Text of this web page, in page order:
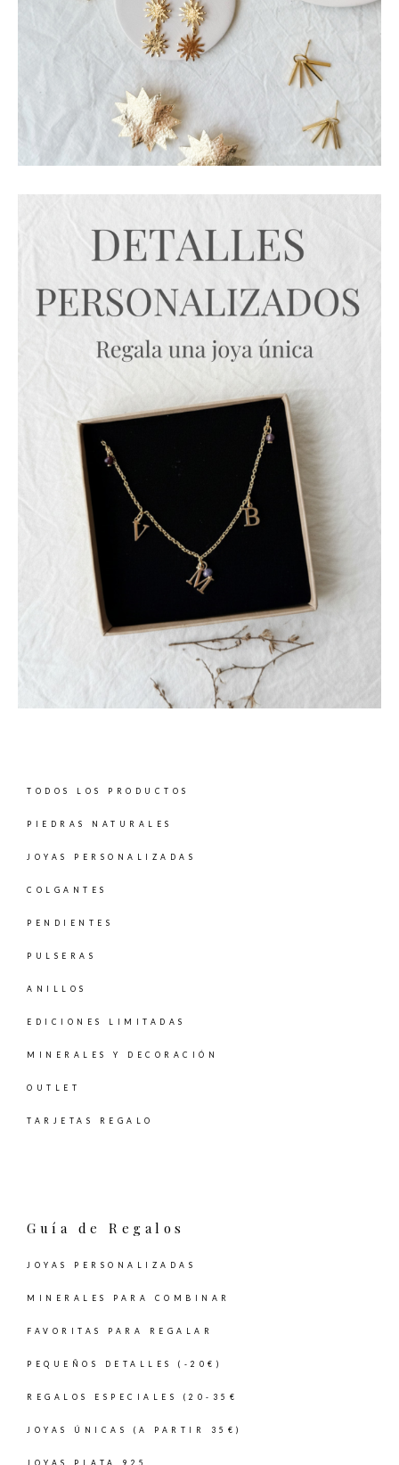
TODOS LOS PRODUCTOS
PIEDRAS NATURALES
JOYAS PERSONALIZADAS
COLGANTES
PENDIENTES
PULSERAS
ANILLOS
EDICIONES LIMITADAS
MINERALES Y DECORACIÓN
OUTLET
TARJETAS REGALO
Guía de Regalos
JOYAS PERSONALIZADAS
MINERALES PARA COMBINAR
FAVORITAS PARA REGALAR
PEQUEÑOS DETALLES (-20€)
REGALOS ESPECIALES (20-35€
JOYAS ÚNICAS (A PARTIR 35€)
JOYAS PLATA 925